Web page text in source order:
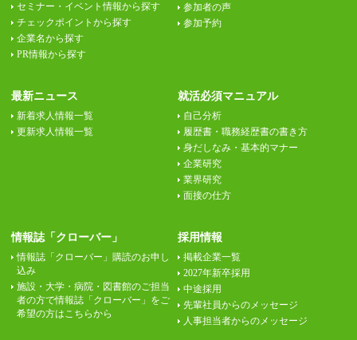
セミナー・イベント情報から探す
チェックポイントから探す
企業名から探す
PR情報から探す
参加者の声
参加予約
最新ニュース
新着求人情報一覧
更新求人情報一覧
就活必須マニュアル
自己分析
履歴書・職務経歴書の書き方
身だしなみ・基本的マナー
企業研究
業界研究
面接の仕方
情報誌「クローバー」
情報誌「クローバー」購読のお申し
込み
施設・大学・病院・図書館のご担当
者の方で情報誌「クローバー」をご
希望の方はこちらから
採用情報
掲載企業一覧
2027年新卒採用
中途採用
先輩社員からのメッセージ
人事担当者からのメッセージ